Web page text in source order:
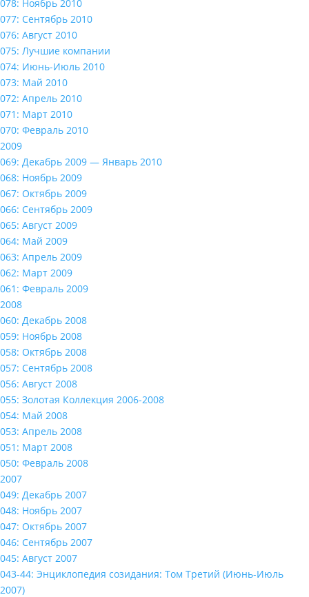
078: Ноябрь 2010
077: Сентябрь 2010
076: Август 2010
075: Лучшие компании
074: Июнь-Июль 2010
073: Май 2010
072: Апрель 2010
071: Март 2010
070: Февраль 2010
2009
069: Декабрь 2009 — Январь 2010
068: Ноябрь 2009
067: Октябрь 2009
066: Сентябрь 2009
065: Август 2009
064: Май 2009
063: Апрель 2009
062: Март 2009
061: Февраль 2009
2008
060: Декабрь 2008
059: Ноябрь 2008
058: Октябрь 2008
057: Сентябрь 2008
056: Август 2008
055: Золотая Коллекция 2006-2008
054: Май 2008
053: Апрель 2008
051: Март 2008
050: Февраль 2008
2007
049: Декабрь 2007
048: Ноябрь 2007
047: Октябрь 2007
046: Сентябрь 2007
045: Август 2007
043-44: Энциклопедия созидания: Том Третий (Июнь-Июль
2007)